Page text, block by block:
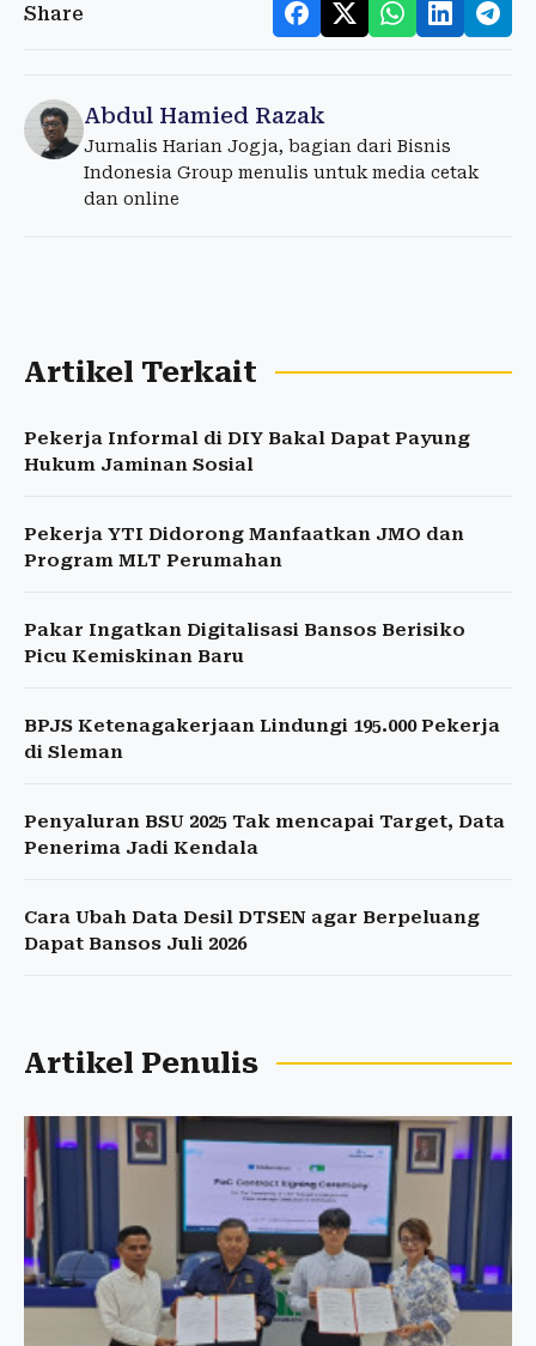
Share
Abdul Hamied Razak
Jurnalis Harian Jogja, bagian dari Bisnis
Indonesia Group menulis untuk media cetak
dan online
Artikel Terkait
Pekerja Informal di DIY Bakal Dapat Payung
Hukum Jaminan Sosial
Pekerja YTI Didorong Manfaatkan JMO dan
Program MLT Perumahan
Pakar Ingatkan Digitalisasi Bansos Berisiko
Picu Kemiskinan Baru
BPJS Ketenagakerjaan Lindungi 195.000 Pekerja
di Sleman
Penyaluran BSU 2025 Tak mencapai Target, Data
Penerima Jadi Kendala
Cara Ubah Data Desil DTSEN agar Berpeluang
Dapat Bansos Juli 2026
Artikel Penulis